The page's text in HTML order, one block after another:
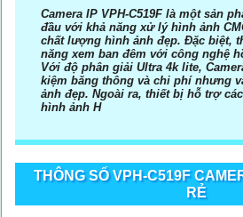
Camera IP VPH-C519F là một sản
đầu với khả năng xử lý hình ảnh
chất lượng hình ảnh đẹp. Đặc biệt,
năng xem ban đêm với công nghệ
Với độ phân giải Ultra 4k lite,
kiệm băng thông và chi phí nhưng
ảnh đẹp. Ngoài ra, thiết bị hỗ trợ
hình ảnh H
THÔNG SỐ VPH-C519F
RẺ